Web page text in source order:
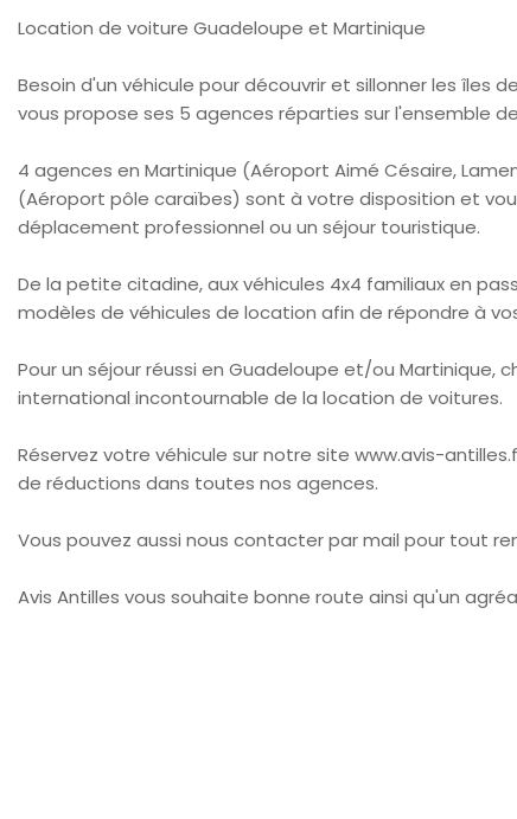
Location de voiture Guadeloupe et Martinique
Besoin d'un véhicule pour découvrir et sillonner les îles
vous propose ses 5 agences réparties sur l'ensemble
4 agences en Martinique (Aéroport Aimé Césaire,
(Aéroport pôle caraïbes) sont à votre disposition et
déplacement professionnel ou un séjour touristique.
De la petite citadine, aux véhicules 4x4 familiaux en
modèles de véhicules de location afin de répondre à
Pour un séjour réussi en Guadeloupe et/ou Martinique,
international incontournable de la location de voitures.
Réservez votre véhicule sur notre site www.avis-
de réductions dans toutes nos agences.
Vous pouvez aussi nous contacter par mail pour tout
Avis Antilles vous souhaite bonne route ainsi qu'un